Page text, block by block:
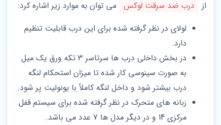
از درب ضد سرقت لوکس می توان به موارد زیر اشاره کرد:
لولای در نظر گرفته شده برای این درب قابلیت تنظیم
دارد.
در بخش داﺧلی درب ها ﺳﺮﺗﺎﺳﺮ 3 تکه ورق يک ﻣﯿﻞ
به صورت سینوسی ﮐﺎر ﺷﺪه تا میزان اﺳﺘﺤﮑﺎم ﻟﻨﮕﻪ
درب بیشتر شود و داخل لنگه کاملاً با یونولیت پر شود.
زبانه های متحرک در نظر گرفته شده برای سیستم قفل
مرکزی 14 و در دیگر مدل ها 7 عدد می باشد.